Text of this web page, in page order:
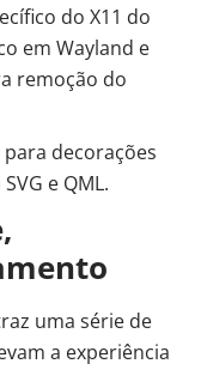
do X11 do
em Wayland e
remoção do
decorações
e QML.
uma série de
a experiência